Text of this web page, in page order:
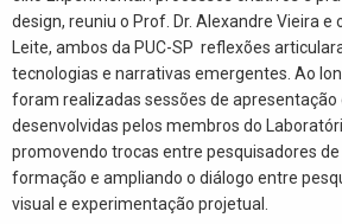
design, reuniu o Prof. Dr. Alexandre Vieira e
Leite, ambos da PUC-SP reflexões
tecnologias e narrativas emergentes. Ao
foram realizadas sessões de apresentação
desenvolvidas pelos membros do
promovendo trocas entre pesquisadores
formação e ampliando o diálogo entre
visual e experimentação projetual.